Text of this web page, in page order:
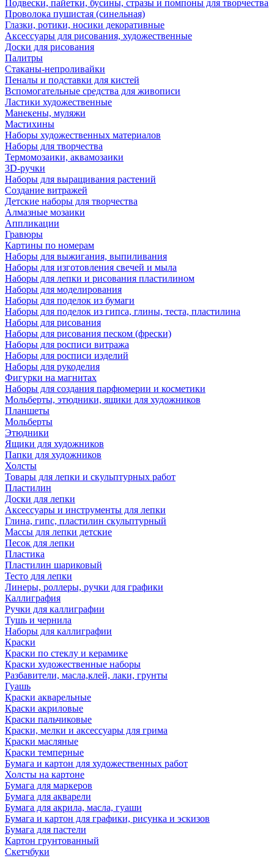
Подвески, пайетки, бусины, стразы и помпоны для творчества
Проволока пушистая (синельная)
Глазки, ротики, носики декоративные
Аксессуары для рисования, художественные
Доски для рисования
Палитры
Стаканы-непроливайки
Пеналы и подставки для кистей
Вспомогательные средства для живописи
Ластики художественные
Манекены, муляжи
Мастихины
Наборы художественных материалов
Наборы для творчества
Термомозаики, аквамозаики
3D-ручки
Наборы для выращивания растений
Создание витражей
Детские наборы для творчества
Алмазные мозаики
Аппликации
Гравюры
Картины по номерам
Наборы для выжигания, выпиливания
Наборы для изготовления свечей и мыла
Наборы для лепки и рисования пластилином
Наборы для моделирования
Наборы для поделок из бумаги
Наборы для поделок из гипса, глины, теста, пластилина
Наборы для рисования
Наборы для рисования песком (фрески)
Наборы для росписи витража
Наборы для росписи изделий
Наборы для рукоделия
Фигурки на магнитах
Наборы для создания парфюмерии и косметики
Мольберты, этюдники, ящики для художников
Планшеты
Мольберты
Этюдники
Ящики для художников
Папки для художников
Холсты
Товары для лепки и скульптурных работ
Пластилин
Доски для лепки
Аксессуары и инструменты для лепки
Глина, гипс, пластилин скульптурный
Массы для лепки детские
Песок для лепки
Пластика
Пластилин шариковый
Тесто для лепки
Линеры, роллеры, ручки для графики
Каллиграфия
Ручки для каллиграфии
Тушь и чернила
Наборы для каллиграфии
Краски
Краски по стеклу и керамике
Краски художественные наборы
Разбавители, масла,клей, лаки, грунты
Гуашь
Краски акварельные
Краски акриловые
Краски пальчиковые
Краски, мелки и аксессуары для грима
Краски масляные
Краски темперные
Бумага и картон для художественных работ
Холсты на картоне
Бумага для маркеров
Бумага для акварели
Бумага для акрила, масла, гуаши
Бумага и картон для графики, рисунка и эскизов
Бумага для пастели
Картон грунтованный
Скетчбуки